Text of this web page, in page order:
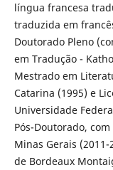
língua francesa
traduzida em
Doutorado Pleno
em Tradução -
Mestrado em
Catarina (1995) e
Universidade
Pós-Doutorado,
Minas Gerais
de Bordeaux